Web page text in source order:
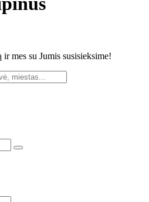
mes su Jumis susisieksime!